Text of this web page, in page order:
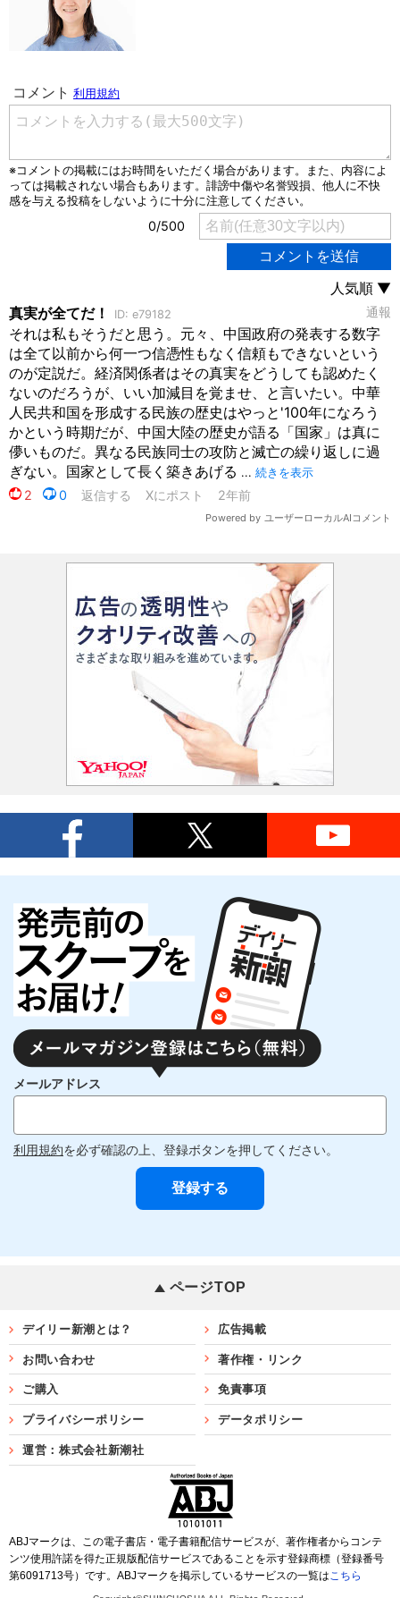
メールアドレス
利用規約を必ず確認の上、登録ボタンを押してください。
ページTOP
デイリー新潮とは？ 広告掲載
お問い合わせ 著作権・リンク
ご購入 免責事項
プライバシーポリシー データポリシー
運営：株式会社新潮社
ABJマークは、この電子書店・電子書籍配信サービスが、著作権者からコンテ
ンツ使用許諾を得た正規版配信サービスであることを示す登録商標（登録番号
第6091713号）です。ABJマークを掲示しているサービスの一覧はこちら